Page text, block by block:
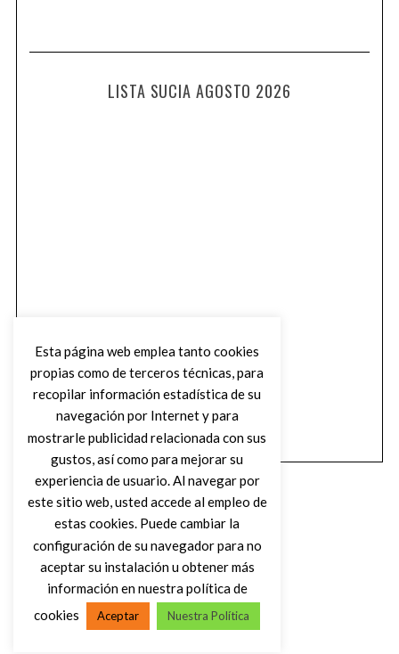
LISTA SUCIA AGOSTO 2026
VOLVER AL INICIO
Esta página web emplea tanto cookies
propias como de terceros técnicas, para
recopilar información estadística de su
navegación por Internet y para
mostrarle publicidad relacionada con sus
gustos, así como para mejorar su
experiencia de usuario. Al navegar por
este sitio web, usted accede al empleo de
estas cookies. Puede cambiar la
configuración de su navegador para no
aceptar su instalación u obtener más
información en nuestra política de
cookies
Aceptar Nuestra Política